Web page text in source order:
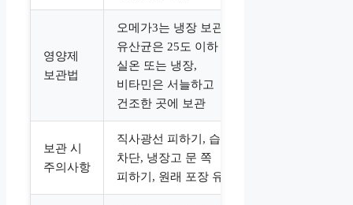
영양제
보관법
오메가3는 냉장 보관,
유산균은 25도 이하
실온 또는 냉장,
비타민은 서늘하고
건조한 곳에 보관
보관 시
주의사항
직사광선 피하기, 습기
차단, 냉장고 문 쪽
피하기, 원래 포장 유지